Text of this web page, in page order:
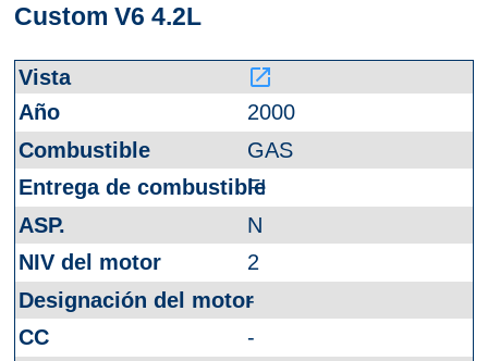
Custom V6 4.2L
launch
2000
GAS
FI
N
2
-
-